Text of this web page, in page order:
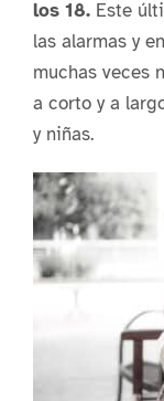
los 18. Este
las alarmas y
muchas veces
a corto y a
y niñas.